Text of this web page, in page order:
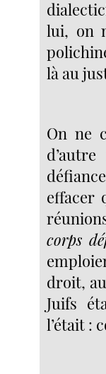
lui, on
là au
On ne
effacer
corps
droit,
Juifs
l’était :